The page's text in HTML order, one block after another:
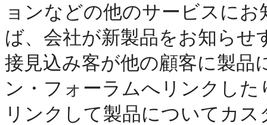
ョンなどの他のサービスに
ば、会社が新製品をお知ら
接見込み客が他の顧客に製
ン・フォーラムへリンクし
リンクして製品についてカ